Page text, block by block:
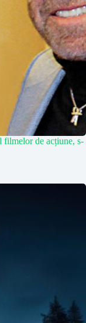
filmelor de acțiune, s-